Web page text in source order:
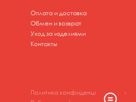
Политика конфиденциальности
Оплата и доставка
Обмен и возврат
Уход за изделиями
Контакты